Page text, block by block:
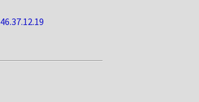
46.37.12.19